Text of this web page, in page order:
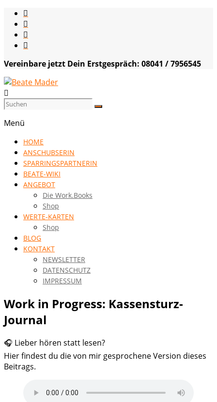
Skip
content
Vereinbare jetzt Dein Erstgespräch: 08041 / 7956545
Beate
Kommunikationsgenialistin
VISION
HOCH
DREI
Menü
HOME
ANSCHUBSERIN
SPARRINGSPARTNERIN
BEATE-WIKI
ANGEBOT
Die Work.Books
Shop
WERTE-KARTEN
Shop
BLOG
KONTAKT
NEWSLETTER
DATENSCHUTZ
IMPRESSUM
Work in Progress: Kassensturz-
Journal
🎧 Lieber hören statt lesen?
Hier findest du die von mir gesprochene Version dieses
Beitrags.